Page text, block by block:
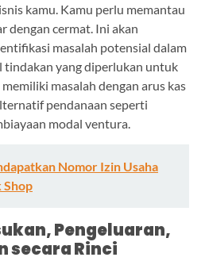
kamu. Kamu perlu memantau
dengan cermat. Ini akan
masalah potensial dalam
tindakan yang diperlukan untuk
masalah dengan arus kas
pendanaan seperti
modal ventura.
Nomor Izin Usaha
Pengeluaran,
secara Rinci